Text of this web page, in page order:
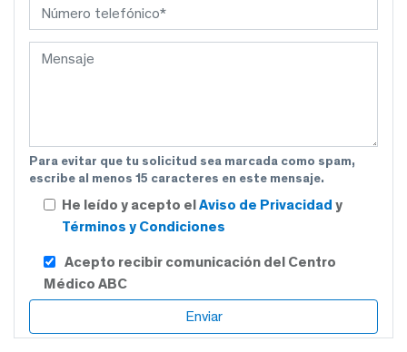
Para evitar que tu solicitud sea marcada como spam,
escribe al menos 15 caracteres en este mensaje.
He leído y acepto elAviso de Privacidad y
Términos y Condiciones
Acepto recibir comunicación del Centro
Médico ABC